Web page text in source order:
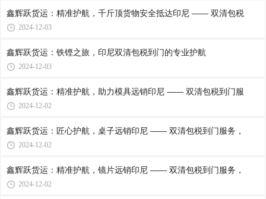
鑫辉跃货运：精准护航，千斤顶货物安全抵达印尼 —— 双清包税
2024-12-03
鑫辉跃货运：铁铿之旅，印尼双清包税到门的专业护航
2024-12-03
鑫辉跃货运：精准护航，助力模具远销印尼 —— 双清包税到门服
2024-12-02
鑫辉跃货运：匠心护航，桌子远销印尼 —— 双清包税到门服务，
2024-12-02
鑫辉跃货运：精准护航，镜片远销印尼 —— 双清包税到门服务，
2024-12-02